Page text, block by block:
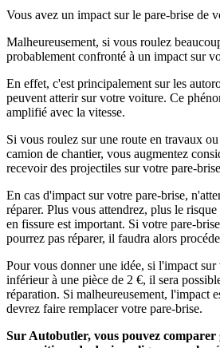
Vous avez un impact sur le pare-brise de
Malheureusement, si vous roulez
probablement confronté à un impact sur
En effet, c'est principalement sur les
peuvent atterir sur votre voiture. Ce
amplifié avec la vitesse.
Si vous roulez sur une route en travaux
camion de chantier, vous augmentez
recevoir des projectiles sur votre pare-
En cas d'impact sur votre pare-brise,
réparer. Plus vous attendrez, plus le
en fissure est important. Si votre pare-
pourrez pas réparer, il faudra alors
Pour vous donner une idée, si l'impact sur
inférieur à une pièce de 2 €, il sera
réparation. Si malheureusement, l'impact
devrez faire remplacer votre pare-brise.
Sur Autobutler, vous pouvez comparer